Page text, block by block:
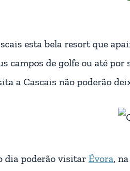
esta bela resort que
campos de golfe ou até
a Cascais não poderão
dia poderão visitar Évora,